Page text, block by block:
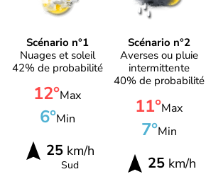
Scénario n°1
Nuages et soleil
42% de probabilité
12°Max
6°Min
25km/h
Sud
Scénario n°2
Averses ou pluie
intermittente
40% de probabilité
11°Max
7°Min
25km/h